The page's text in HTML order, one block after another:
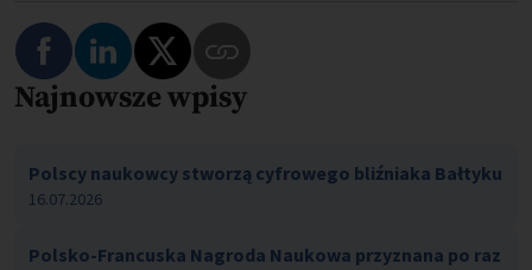
Najnowsze wpisy
Polscy naukowcy stworzą cyfrowego bliźniaka Bałtyku
16.07.2026
Polsko-Francuska Nagroda Naukowa przyznana po raz